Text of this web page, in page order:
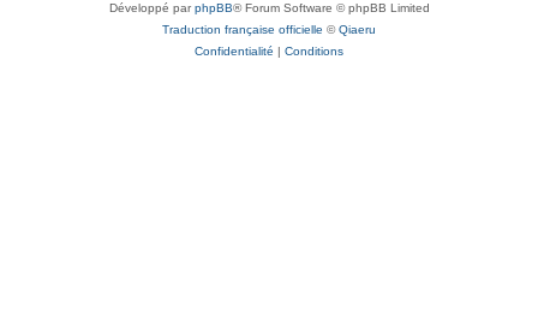
Développé parphpBB® Forum Software © phpBB Limited
Traduction française officielle ©Qiaeru
Confidentialité | Conditions